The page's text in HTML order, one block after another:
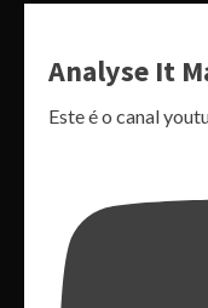
Analyse It
Este é o canal